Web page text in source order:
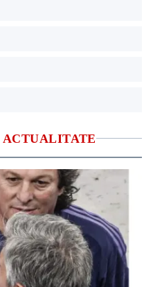
ACTUALITATE